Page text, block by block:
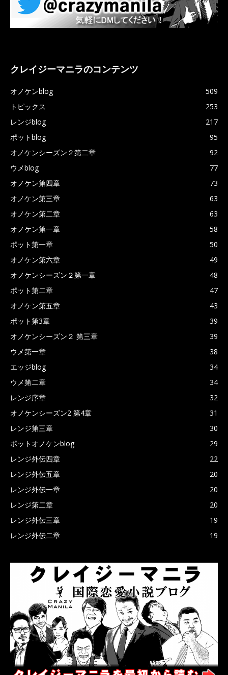
クレイジーマニラのコンテンツ
オノケンblog
509
トピックス
253
レンジblog
217
ポットblog
95
オノケンシーズン２第二章
92
ウメblog
77
オノケン第四章
73
オノケン第三章
63
オノケン第二章
63
オノケン第一章
58
ポット第一章
50
オノケン第六章
49
オノケンシーズン２第一章
48
ポット第二章
47
オノケン第五章
43
ポット第3章
39
オノケンシーズン２ 第三章
39
ウメ第一章
38
エッジblog
34
ウメ第二章
34
レンジ序章
32
オノケンシーズン2 第4章
31
レンジ第三章
30
ポットオノケンblog
29
レンジ外伝四章
22
レンジ外伝五章
20
レンジ外伝一章
20
レンジ第二章
20
レンジ外伝三章
19
レンジ外伝二章
19